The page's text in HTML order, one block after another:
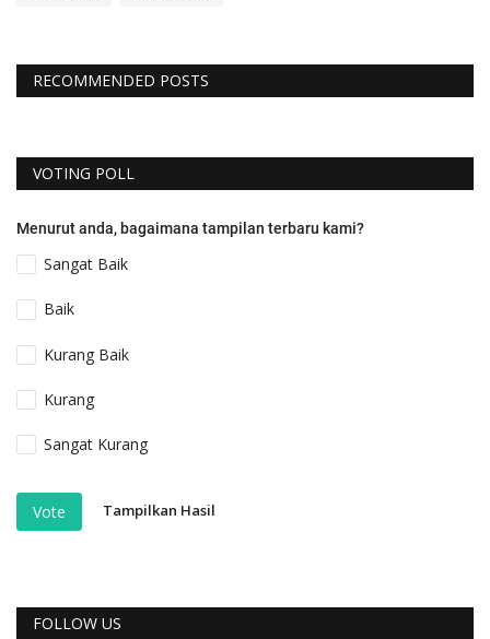
RECOMMENDED POSTS
VOTING POLL
Menurut anda, bagaimana tampilan terbaru kami?
Sangat Baik
Baik
Kurang Baik
Kurang
Sangat Kurang
Vote Tampilkan Hasil
FOLLOW US